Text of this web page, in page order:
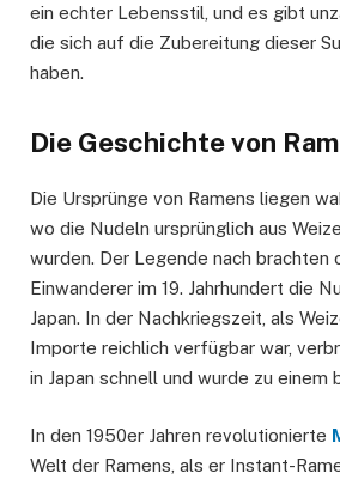
ein echter Lebensstil, und es gibt
die sich auf die Zubereitung dieser
haben.
Die Geschichte von
Die Ursprünge von Ramens liegen
wo die Nudeln ursprünglich aus
wurden. Der Legende nach brachten
Einwanderer im 19. Jahrhundert die
Japan. In der Nachkriegszeit, als
Importe reichlich verfügbar war,
in Japan schnell und wurde zu einem
In den 1950er Jahren revolutionierte
Welt der Ramens, als er Instant-